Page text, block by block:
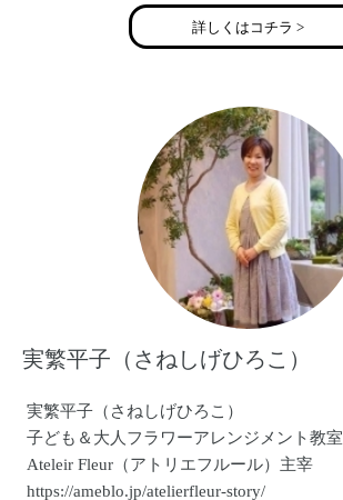
詳しくはコチラ >
実繁平子（さねしげひろこ）
実繁平子（さねしげひろこ）
子ども＆大人フラワーアレンジメント教室
Ateleir Fleur（アトリエフルール）主宰
https://ameblo.jp/atelierfleur-story/